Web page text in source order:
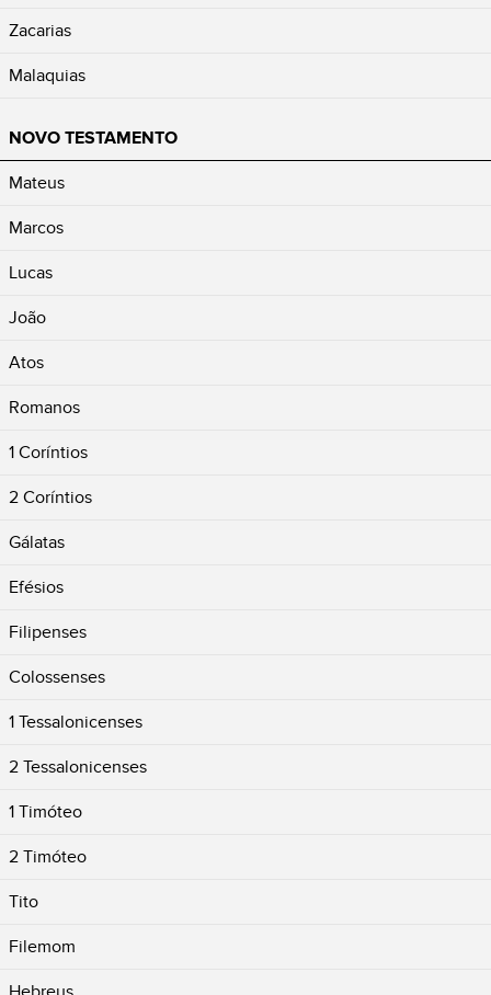
Zacarias
Malaquias
NOVO TESTAMENTO
Mateus
Marcos
Lucas
João
Atos
Romanos
1 Coríntios
2 Coríntios
Gálatas
Efésios
Filipenses
Colossenses
1 Tessalonicenses
2 Tessalonicenses
1 Timóteo
2 Timóteo
Tito
Filemom